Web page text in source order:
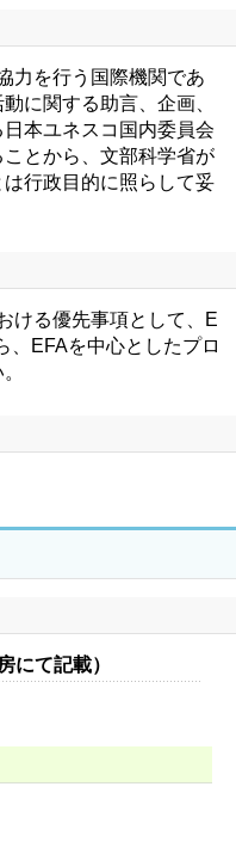
力を行う国際機関であ
に関する助言、企画、
本ユネスコ国内委員会
とから、文部科学省が
行政目的に照らして妥
ける優先事項として、E
、EFAを中心としたプロ
にて記載）